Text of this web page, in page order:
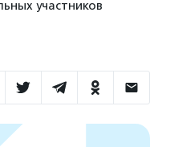
участников